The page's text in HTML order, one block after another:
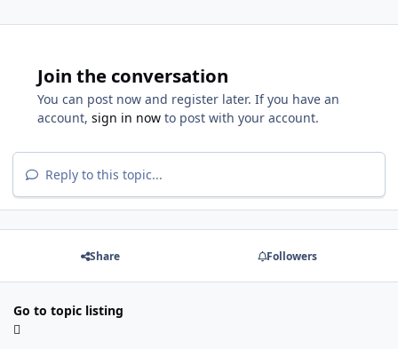
Join the conversation
You can post now and register later. If you have an
account, sign in now to post with your account.
Reply to this topic...
Share Followers
Go to topic listing